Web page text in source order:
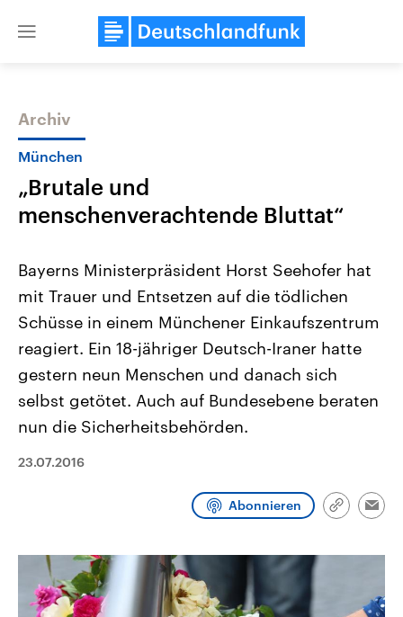
Close
Themen
Landtagswahl Sachsen-Anhalt
2026
Alle Informationen
Sachsen-Anhalt wählt am 6.
September 2026 einen neuen
Landtag. Seit 2021 wird das
Bundesland von einer Koalition aus
CDU, SPD und FDP regiert.-
Umfragen, Prognosen,
und Hintergründe zu den Parteien
und Kandidaten der anstehenden
USA
Aktuelle Beiträge,
Hintergründe
Wirtschaftlich und
gehören die Vereinigten
den mächtigsten Ländern
mit großem Einfluss auf
Sendungen
Archiv
München
„Brutale und
menschenverachtende Bluttat“
Bayerns Ministerpräsident Horst Seehofer hat
mit Trauer und Entsetzen auf die tödlichen
Schüsse in einem Münchener Einkaufszentrum
reagiert. Ein 18-jähriger Deutsch-Iraner hatte
gestern neun Menschen und danach sich
selbst getötet. Auch auf Bundesebene beraten
nun die Sicherheitsbehörden.
23.07.2016
Abonnieren
Link